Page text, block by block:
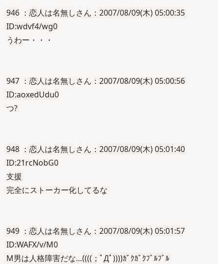
946 ：恋人は名無しさん：2007/08/09(木) 05:00:35
ID:wdvf4/wg0
うわー・・・
947 ：恋人は名無しさん：2007/08/09(木) 05:00:56
ID:aoxedUdu0
つ?
948 ：恋人は名無しさん：2007/08/09(木) 05:01:40
ID:21rcNobG0
支援
完全にストーカー化してるな
949 ：恋人は名無しさん：2007/08/09(木) 05:01:57
ID:WAFX/v/M0
M男は人格障害だな…((((；ﾟДﾟ))))ｶﾞｸｶﾞｸﾌﾞﾙﾌﾞﾙ